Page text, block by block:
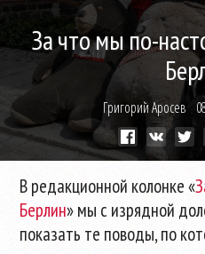
За что мы по-
Григорий Аросев
В редакционной колонке «
Берлин» мы с изрядной
показать те поводы, по